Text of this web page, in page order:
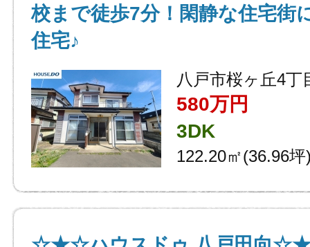
校まで徒歩7分！閑静な住宅街
住宅♪
八戸市桜ヶ丘4丁
580万円
3DK
122.20㎡(36.96坪